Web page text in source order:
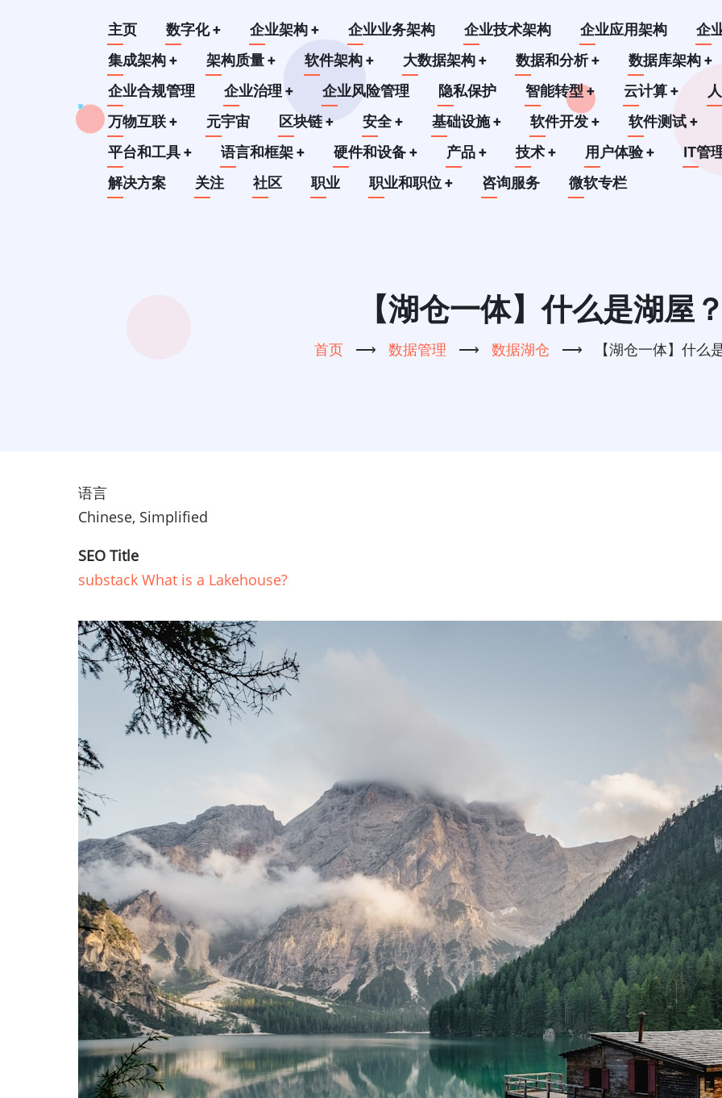
Main
navigation
主页 数字化+ 企业架构+ 企业业务架构 企业技术架构 企业应用架构
企
集成架构+ 架构质量+ 软件架构+ 大数据架构+ 数据和分析+ 数据库架构+
企业合规管理
企业治理+ 企业风险管理 隐私保护 智能转型+ 云计算+
万物互联+ 元宇宙 区块链+ 安全+ 基础设施+ 软件开发+ 软件测试+
平台和工具+ 语言和框架+ 硬件和设备+ 产品+ 技术+ 用户体验+
IT管
解决方案
关注 社区 职业 职业和职位+ 咨询服务 微软专栏
【湖仓一体】什么是湖屋
首页 ⟶ 数据管理 ⟶ 数据湖仓 ⟶ 【湖仓一体】什么
语言
Chinese, Simplified
SEO Title
substack What is a Lakehouse?